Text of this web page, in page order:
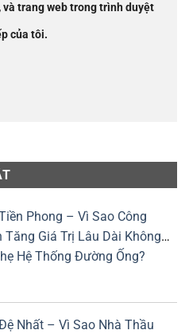
trang web trong trình duyệt
của tôi.
Phong – Vì Sao Công
Tăng Giá Trị Lâu Dài Không
Hệ Thống Đường Ống?
Nhất – Vì Sao Nhà Thầu